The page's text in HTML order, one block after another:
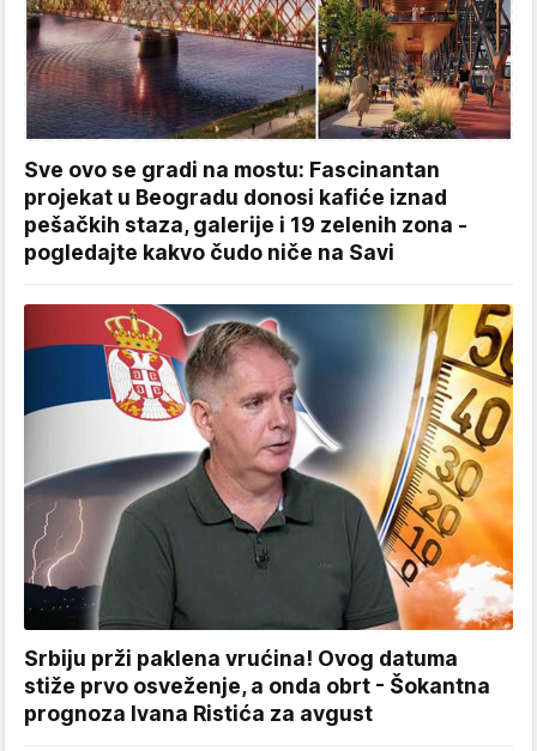
Sve ovo se gradi na mostu: Fascinantan
projekat u Beogradu donosi kafiće iznad
pešačkih staza, galerije i 19 zelenih zona -
pogledajte kakvo čudo niče na Savi
Srbiju prži paklena vrućina! Ovog datuma
stiže prvo osveženje, a onda obrt - Šokantna
prognoza Ivana Ristića za avgust